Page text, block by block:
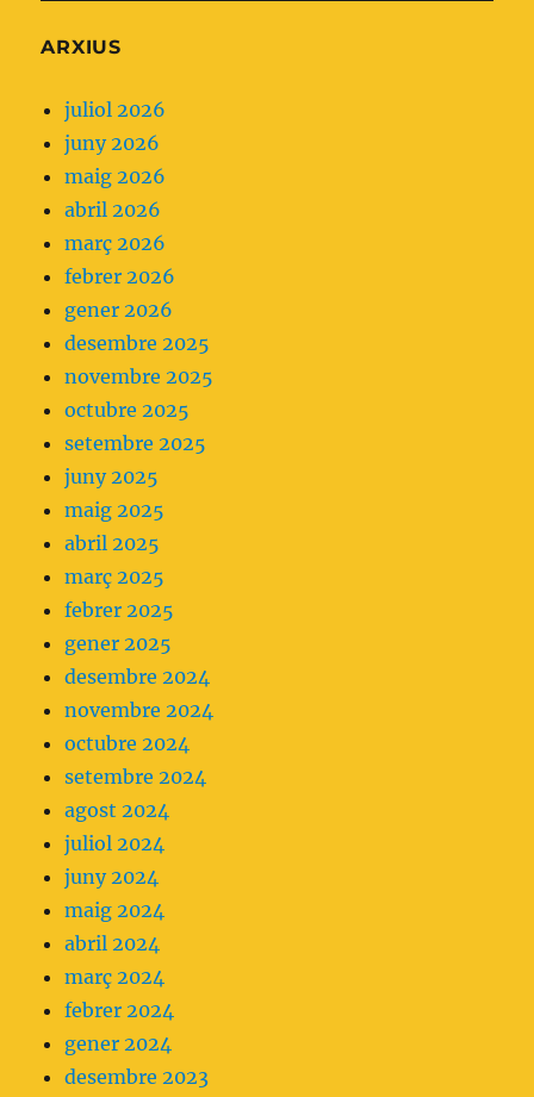
que
planteja
no
fer
servir
analgèsia
parenteral
com
primera
opció.
ARXIUS
juliol 2026
juny 2026
maig 2026
abril 2026
març 2026
febrer 2026
gener 2026
desembre 2025
novembre 2025
octubre 2025
setembre 2025
juny 2025
maig 2025
abril 2025
març 2025
febrer 2025
gener 2025
desembre 2024
novembre 2024
octubre 2024
setembre 2024
agost 2024
juliol 2024
juny 2024
maig 2024
abril 2024
març 2024
febrer 2024
gener 2024
desembre 2023